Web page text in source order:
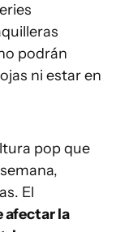
podrán
ni estar en
pop que
El
afectar la